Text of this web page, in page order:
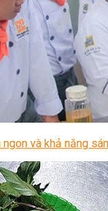
ngon và khả năng